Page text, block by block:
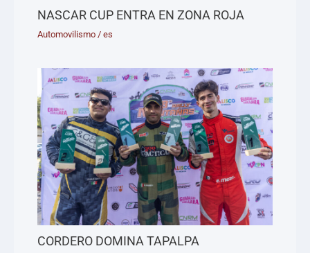
NASCAR CUP ENTRA EN ZONA ROJA
Automovilismo /es
CORDERO DOMINA TAPALPA